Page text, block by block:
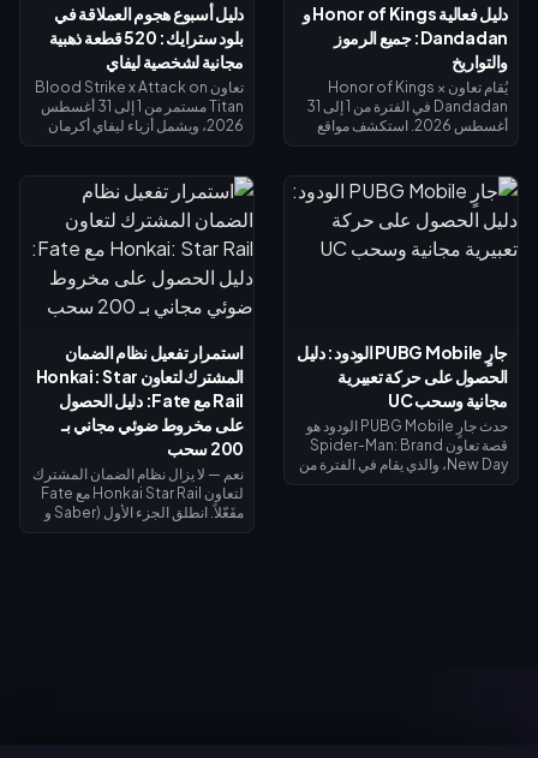
دليل فعالية Honor of Kings و
Dandadan: جميع الرموز
والتواريخ
يُقام تعاون Honor of Kings ×
Dandadan في الفترة من 1 إلى 31
أغسطس 2026. استكشف مواقع
الاسترداد، وأنجز المهام اليومية
للحصول على عملات رييروكو
(Reiryoku) - وهي العملة
المستخدمة للحصول على مظهر مومو
أيايسي (Momo Ayase) الملحمي
الاستبدال في 31 أغسطس.
دليل أسبوع هجوم العملاقة في
بلود سترايك: 520 قطعة ذهبية
مجانية لشخصية ليفاي
تعاون Blood Strike x Attack on
Titan مستمر من 1 إلى 31 أغسطس
2026، ويشمل أزياء ليفاي أكرمان
سترايك (15 يوليو – 14 أغسطس
2026) تعيد لك 520 قطعة ذهبية عند
الوصول إلى المستوى الأقصى — وهي
كافية لتمويل تذكرة النخبة أو محاولات
الحصول على ليفاي. يوضح لك دليل
الأسبوع الأول هذا كيفية جمع الذهب
المجاني، واسترداد الرموز، وتوقيت
استرداد الأموال بحيث لا يكلفك ليفاي
جارٍ PUBG Mobile الودود: دليل
الحصول على حركة تعبيرية
مجانية وسحب UC
حدث جارٍ PUBG Mobile الودود هو
قصة تعاون Spider-Man: Brand
New Day، والذي يقام في الفترة من
استمرار تفعيل نظام الضمان
المشترك لتعاون Honkai: Star
Rail مع Fate: دليل الحصول
على مخروط ضوئي مجاني بـ
200 سحب
نعم — لا يزال نظام الضمان المشترك
لتعاون Honkai Star Rail مع Fate
مفَعّلاً. انطلق الجزء الأول (Saber و